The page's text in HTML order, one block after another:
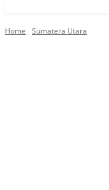
Home Sumatera Utara